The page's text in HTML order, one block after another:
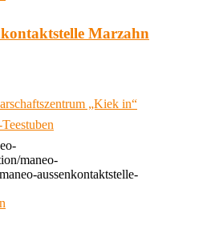
Marzahn
„Kiek in“
maneo-
aussenkontaktstelle-